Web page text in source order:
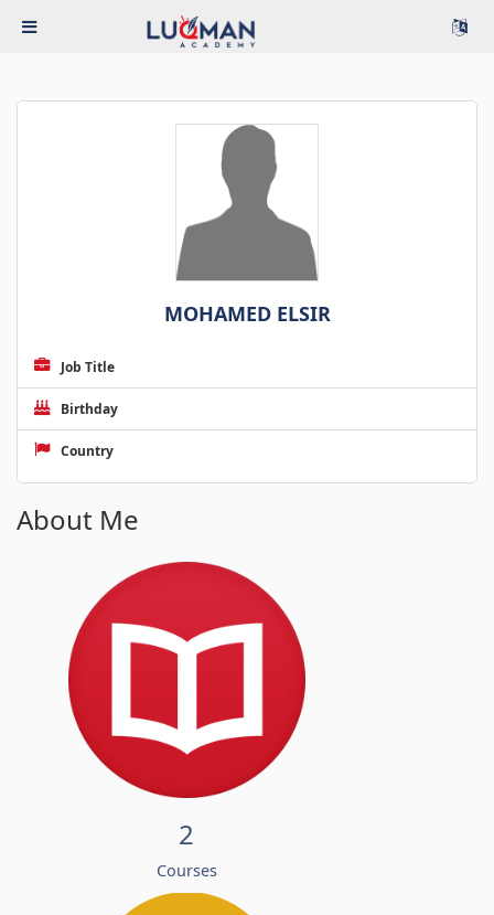
MOHAMED ELSIR
Job Title
Birthday
Country
About Me
2
Courses